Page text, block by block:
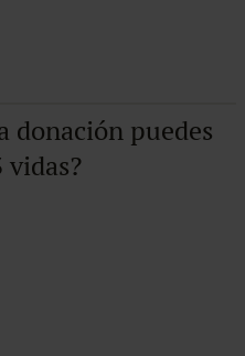
donación puedes
vidas?